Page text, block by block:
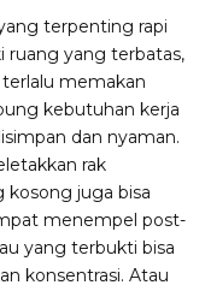
terpenting rapi
ruang yang terbatas,
memakan
kebutuhan kerja
dan nyaman.
rak
kosong juga bisa
menempel post-
yang terbukti bisa
konsentrasi. Atau